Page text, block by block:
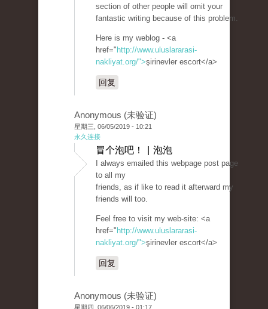
section of other people will omit your
fantastic writing because of this problem.
Here is my weblog - <a
href=" http://www.uluslararasi-
nakliyat.org/">şirinevler escort</a>
回复
Anonymous (未验证)
星期三, 06/05/2019 - 10:21
永久连接
冒个泡吧！ | 泡泡
I always emailed this webpage post page
to all my
friends, as if like to read it afterward my
friends will too.
Feel free to visit my web-site: <a
href=" http://www.uluslararasi-
nakliyat.org/">şirinevler escort</a>
回复
Anonymous (未验证)
星期四, 06/06/2019 - 01:17